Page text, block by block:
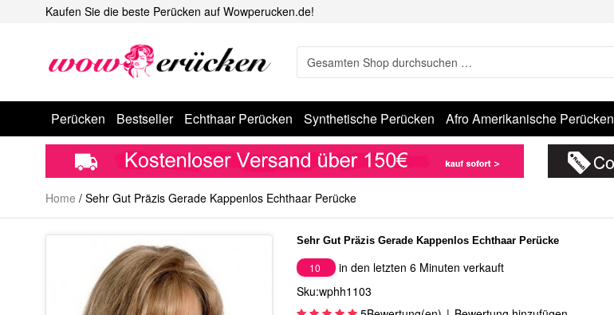
Kaufen Sie die beste Perücken auf Wowperucken.de!
Perücken Bestseller Echthaar Perücken Synthetische Perücken Afro Amerikanische Perücken
Home / Sehr Gut Präzis Gerade Kappenlos Echthaar Perücke
Sehr Gut Präzis Gerade Kappenlos Echthaar Perücke
10
in den letzten 6 Minuten verkauft
Sku:wphh1103